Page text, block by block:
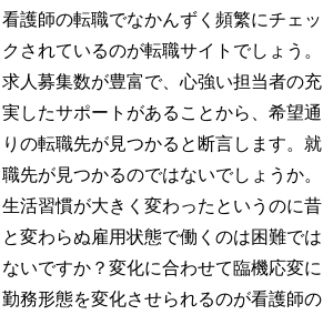
看護師の転職でなかんずく頻繁にチェッ
クされているのが転職サイトでしょう。
求人募集数が豊富で、心強い担当者の充
実したサポートがあることから、希望通
りの転職先が見つかると断言します。就
職先が見つかるのではないでしょうか。
生活習慣が大きく変わったというのに昔
と変わらぬ雇用状態で働くのは困難では
ないですか？変化に合わせて臨機応変に
勤務形態を変化させられるのが看護師の